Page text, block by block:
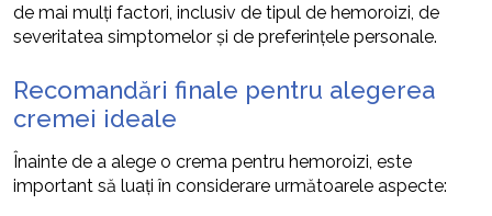
de mai mulți factori, inclusiv de tipul de hemoroizi, de
severitatea simptomelor și de preferințele personale.
Recomandări finale pentru alegerea
cremei ideale
Înainte de a alege o crema pentru hemoroizi, este
important să luați în considerare următoarele aspecte: